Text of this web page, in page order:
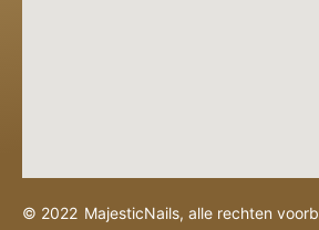
© 2022 MajesticNails, alle rechten